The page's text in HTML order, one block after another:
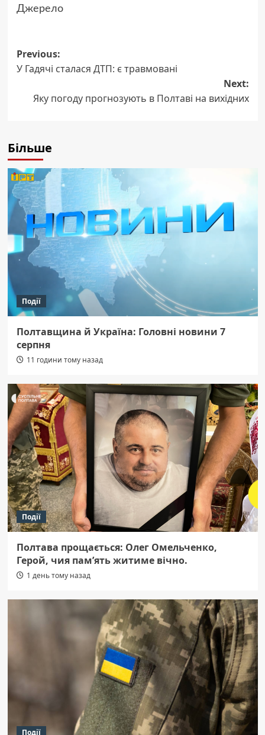
Джерело
Post
navigation
Previous:
У Гадячі сталася ДТП: є травмовані
Next:
Яку погоду прогнозують в Полтаві на вихідних
Більше
Події
Полтавщина й Україна: Головні новини 7
серпня
11 години тому назад
Події
Полтава прощається: Олег Омельченко,
Герой, чия пам’ять житиме вічно.
1 день тому назад
Події